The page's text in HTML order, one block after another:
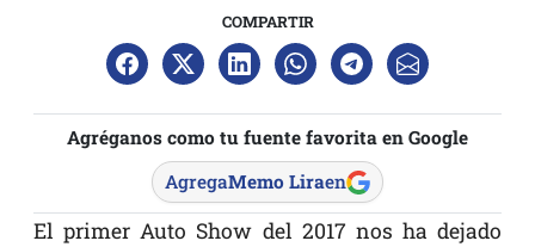
COMPARTIR
Agréganos como tu fuente favorita en Google
AgregaMemo Liraen
El primer Auto Show del 2017 nos ha dejado